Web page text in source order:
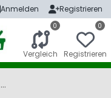
Anmelden Registrieren
0
Vergleich
0
Registrieren